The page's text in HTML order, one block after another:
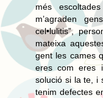
més
m’agraden
cel•lulitis”,
mateixa
gent les cames
eres com eres
solució si la te, i
tenim defectes